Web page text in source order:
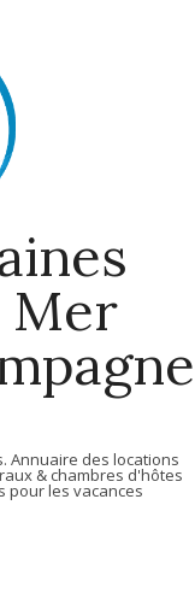
Mer
Annuaire des locations
& chambres d'hôtes
pour les vacances